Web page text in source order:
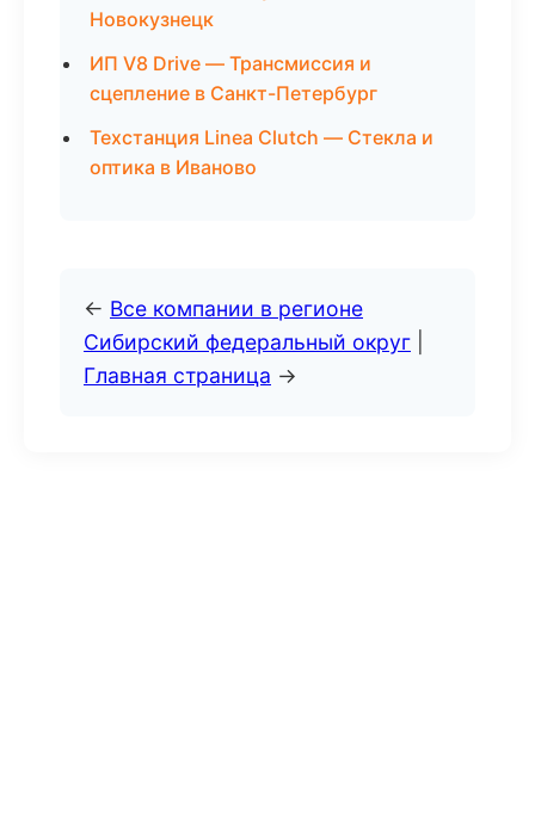
Новокузнецк
ИП V8 Drive — Трансмиссия и
сцепление в Санкт-Петербург
Техстанция Linea Clutch — Стекла и
оптика в Иваново
← Все компании в регионе
Сибирский федеральный округ
Главная страница →